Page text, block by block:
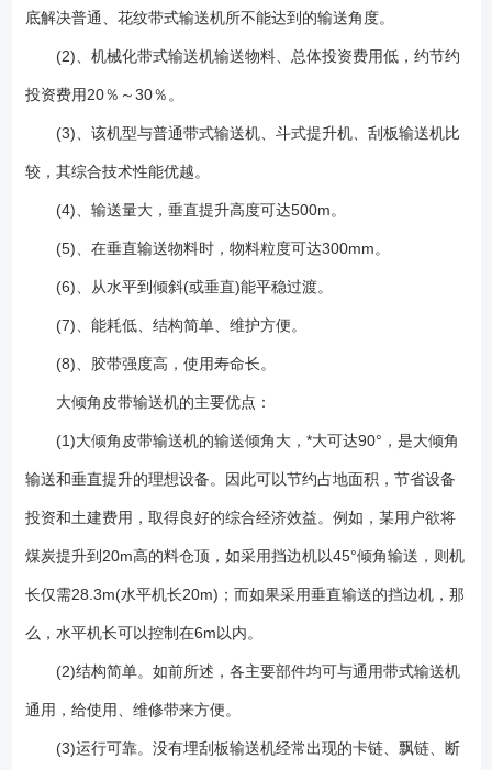
输送带借其与传动滚筒之间的摩擦力而运行。本系列传动滚筒有胶面和光
面)。 5.压带轮：用于改变输送带的运行方向,压带轮用于输送带上表面
(承载面)。 6.托辊：托辊用于支承输送带和带上的物料、使其稳定运
用于在凸弧段机架上支承输送带下分支,其支承于挡边输送带两侧的空边
上。若干组托带辊形成一个圆弧段用于使输送带改向。托带辊采用悬臂支
拍打输送带背面,震落粘在输送带上的物料。 10.拉紧装置：它的作用
有:1.使输送带具有足够的张力,保证输送带和传动滚筒间不打滑。2.***输送
11.机架、头部漏斗、头部护罩、导料槽、中间架、中间架支腿等：在输送
机中分别起支承、防尘和导料作用。本系列中间架支腿有低式、中式和高
式中间架支腿)。 1、 尾架（带张紧装置） 2、尾架 3、挡边输送带
4、导料槽 5、凹弧段支架 6、压带轮 7、改向轮 8、中间架 9、中间架支
15、驱动辊（含动力） 16、下料斗 （1）依照产品结构中基本布置形
式选取合适的工艺结构； （2）设备常用材质有碳钢与不锈钢等；
底解决普通、花纹带式输送机所不能达到的输送角度。
(2)、机械化带式输送机输送物料、总体投资费用低，约节约
投资费用20％～30％。
(3)、该机型与普通带式输送机、斗式提升机、刮板输送机比
较，其综合技术性能优越。
(4)、输送量大，垂直提升高度可达500m。
(5)、在垂直输送物料时，物料粒度可达300mm。
(6)、从水平到倾斜(或垂直)能平稳过渡。
(7)、能耗低、结构简单、维护方便。
(8)、胶带强度高，使用寿命长。
大倾角皮带输送机的主要优点：
(1)大倾角皮带输送机的输送倾角大，*大可达90°，是大倾角
输送和垂直提升的理想设备。因此可以节约占地面积，节省设备
投资和土建费用，取得良好的综合经济效益。例如，某用户欲将
煤炭提升到20m高的料仓顶，如采用挡边机以45°倾角输送，则机
长仅需28.3m(水平机长20m)；而如果采用垂直输送的挡边机，那
么，水平机长可以控制在6m以内。
(2)结构简单。如前所述，各主要部件均可与通用带式输送机
通用，给使用、维修带来方便。
(3)运行可靠。没有埋刮板输送机经常出现的卡链、飘链、断